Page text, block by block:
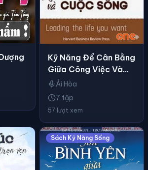
Kỹ Năng Để Cân Bằng
Giữa Công Việc Và
Cuộc Sống
Ái Hòa
7 tập
57 lượt xem
Sách Kỹ Năng Sống